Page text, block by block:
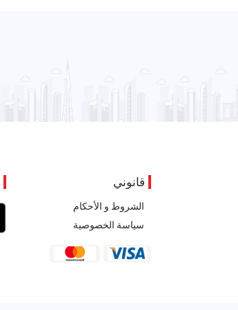
قانوني
الشروط و الأحكام
سياسة الخصوصية